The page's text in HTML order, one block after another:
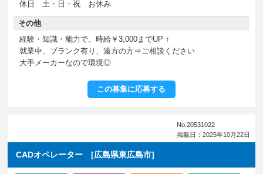
休日 土・日・祝 お休み
その他
経験・知識・能力で、時給￥3,000までUP ↑
就業中、ブランク有り、遠方の方⇒ご相談ください
大手メーカーなので環境◎
この募集に応募する
No.20531022
掲載日：2025年10月22日
CADオペレーター [広島県東広島市]